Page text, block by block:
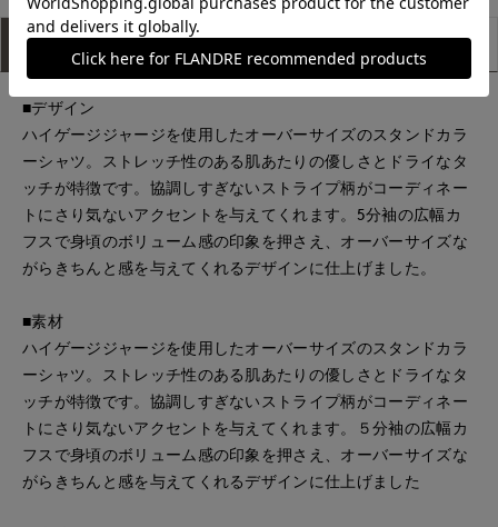
アイテム説明 サイズ詳細 購入レビュー
■デザイン
ハイゲージジャージを使用したオーバーサイズのスタンドカラ
ーシャツ。ストレッチ性のある肌あたりの優しさとドライなタ
ッチが特徴です。協調しすぎないストライプ柄がコーディネー
トにさり気ないアクセントを与えてくれます。5分袖の広幅カ
フスで身頃のボリューム感の印象を押さえ、オーバーサイズな
がらきちんと感を与えてくれるデザインに仕上げました。
■素材
ハイゲージジャージを使用したオーバーサイズのスタンドカラ
ーシャツ。ストレッチ性のある肌あたりの優しさとドライなタ
ッチが特徴です。協調しすぎないストライプ柄がコーディネー
トにさり気ないアクセントを与えてくれます。５分袖の広幅カ
フスで身頃のボリューム感の印象を押さえ、オーバーサイズな
がらきちんと感を与えてくれるデザインに仕上げました